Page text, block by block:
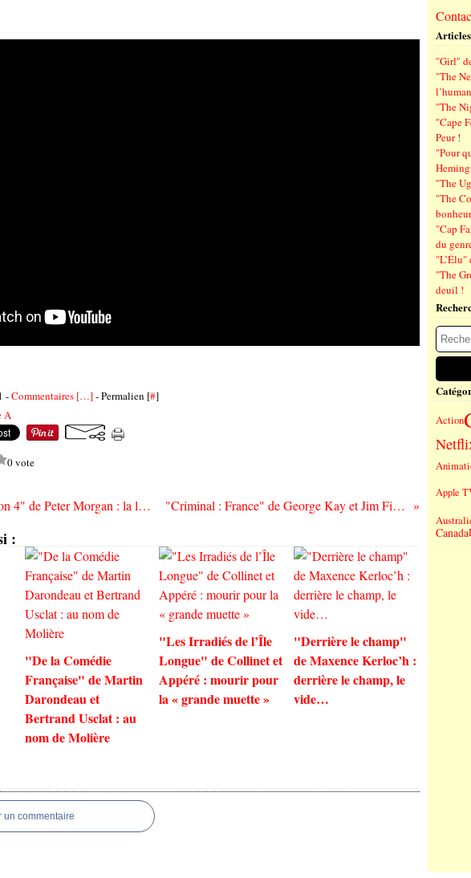
-Commentaires […]- Permalien [#]
A
0 vote
"The Crown - Saison 4" de Peter Morgan : la légende de Lady Di et les années Thatcher... "Criminal : France" de George Kay et Jim Field Smith : et du côté des franchouillards...
:
"De la Comédie
Française" de Martin
Darondeau et
Bertrand Usclat : au
nom de Molière
"Les Irradiés de l’Île
Longue" de Collinet et
Appéré : mourir pour
la « grande muette »
"Derrière le champ"
de Maxence Kerloc’h :
derrière le champ, le
vide…
un commentaire
Mars
Mai
Avril
Juin
Mai
Juin
Mai
Juin
Mai
Août
Juin
Mai
Juin
Mai
"Girl"
"The
"The
"Cape
Peur !
"Pour
"The
"The
bonheur
"Cap
du
"L’Élu"
"The
deuil !
Action
Apple
Canada